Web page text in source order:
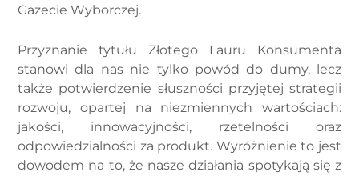
Gazecie Wyborczej.
Przyznanie tytułu Złotego Lauru Konsumenta
stanowi dla nas nie tylko powód do dumy, lecz
także potwierdzenie słuszności przyjętej strategii
rozwoju, opartej na niezmiennych wartościach:
jakości, innowacyjności, rzetelności oraz
odpowiedzialności za produkt. Wyróżnienie to jest
dowodem na to, że nasze działania spotykają się z